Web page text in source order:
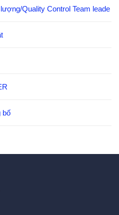
Quality Control Team leade
bố